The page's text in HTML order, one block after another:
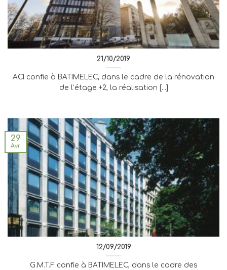
21/10/2019
ACI confie à BATIMELEC, dans le cadre de la rénovation
de l’étage +2, la réalisation [...]
12/09/2019
G.M.T.F. confie à BATIMELEC, dans le cadre des
29
Avr